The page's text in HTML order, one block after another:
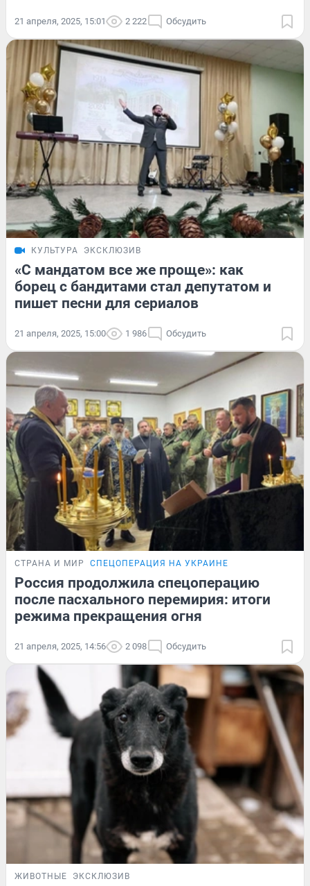
21 апреля, 2025, 15:01 2 222 Обсудить
КУЛЬТУРА ЭКСКЛЮЗИВ
«С мандатом все же проще»: как
борец с бандитами стал депутатом и
пишет песни для сериалов
21 апреля, 2025, 15:00 1 986 Обсудить
СТРАНА И МИР СПЕЦОПЕРАЦИЯ НА УКРАИНЕ
Россия продолжила спецоперацию
после пасхального перемирия: итоги
режима прекращения огня
21 апреля, 2025, 14:56 2 098 Обсудить
ЖИВОТНЫЕ ЭКСКЛЮЗИВ